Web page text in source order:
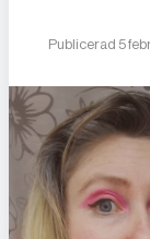
Publicerad 5